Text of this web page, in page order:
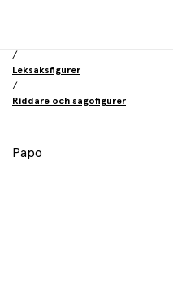
/
Leksaksfigurer
/
Riddare och sagofigurer
Papo